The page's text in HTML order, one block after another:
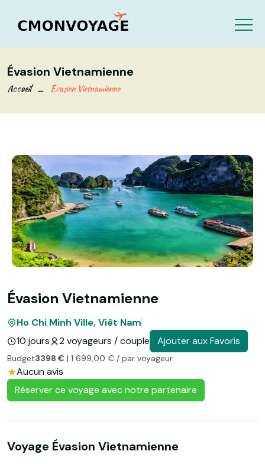
Évasion Vietnamienne
Accueil Évasion Vietnamienne
Évasion Vietnamienne
Ho Chi Minh Ville, Viêt Nam
10 jours
2 voyageurs / couple Ajouter aux Favoris
Budget3398 € | 1 699,00 € / par voyageur
Aucun avis
Réserver ce voyage avec notre partenaire
Voyage Évasion Vietnamienne